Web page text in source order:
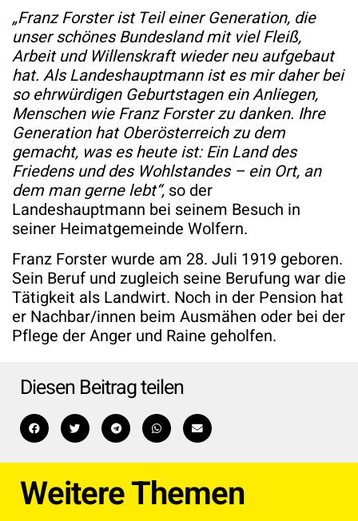
„Franz Forster ist Teil einer Generation, die
unser schönes Bundesland mit viel Fleiß,
Arbeit und Willenskraft wieder neu aufgebaut
hat. Als Landeshauptmann ist es mir daher bei
so ehrwürdigen Geburtstagen ein Anliegen,
Menschen wie Franz Forster zu danken. Ihre
Generation hat Oberösterreich zu dem
gemacht, was es heute ist: Ein Land des
Friedens und des Wohlstandes – ein Ort, an
dem man gerne lebt“, so der
Landeshauptmann bei seinem Besuch in
seiner Heimatgemeinde Wolfern.
Franz Forster wurde am 28. Juli 1919 geboren.
Sein Beruf und zugleich seine Berufung war die
Tätigkeit als Landwirt. Noch in der Pension hat
er Nachbar/innen beim Ausmähen oder bei der
Pflege der Anger und Raine geholfen.
Diesen Beitrag teilen
Weitere Themen